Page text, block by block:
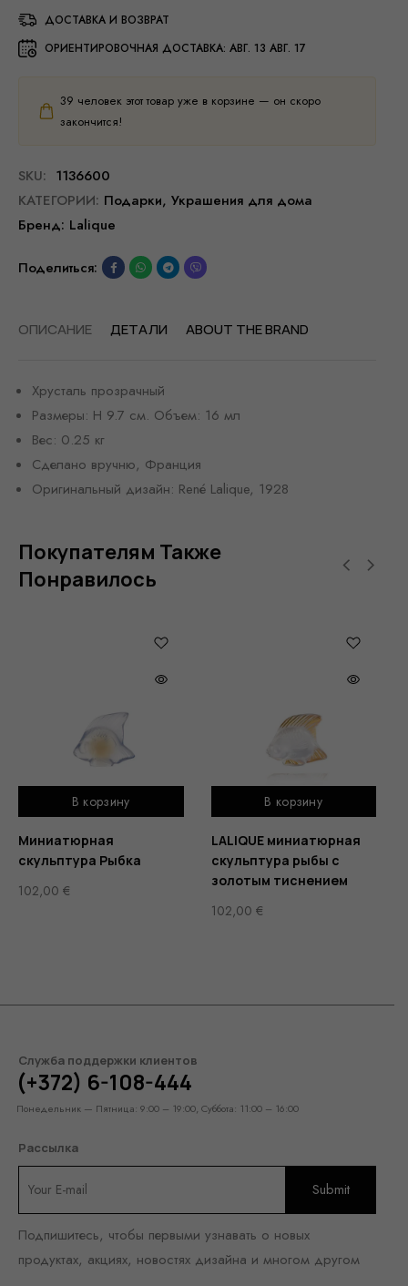
ДОСТАВКА И ВОЗВРАТ
ОРИЕНТИРОВОЧНАЯ ДОСТАВКА: АВГ. 13 АВГ. 17
39 человек этот товар уже в корзине — он скоро
закончится!
SKU: 1136600
КАТЕГОРИИ: Подарки, Украшения для дома
Бренд: Lalique
Поделиться:
ОПИСАНИЕ ДЕТАЛИ ABOUT THE BRAND
Хрусталь прозрачный
Размеры: H 9.7 см. Объем: 16 мл
Вес: 0.25 кг
Сделано вручню, Франция
Оригинальный дизайн: René Lalique, 1928
Покупателям Также
Понравилось
В корзину
Миниатюрная
скульптура Рыбка
102,00 €
В корзину
LALIQUE миниатюрная
скульптура рыбы с
золотым тиснением
102,00 €
Служба поддержки клиентов
(+372) 6-108-444
Понедельник — Пятница: 9:00 – 19:00, Суббота: 11:00 – 16:00
Рассылка
Подпишитесь, чтобы первыми узнавать о новых
продуктах, акциях, новостях дизайна и многом другом